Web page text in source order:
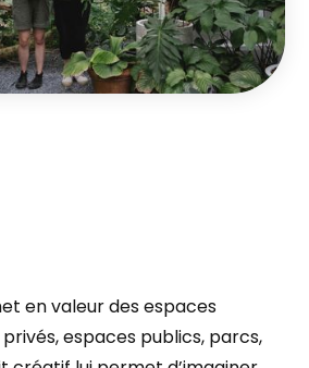
en valeur des espaces
espaces publics, parcs,